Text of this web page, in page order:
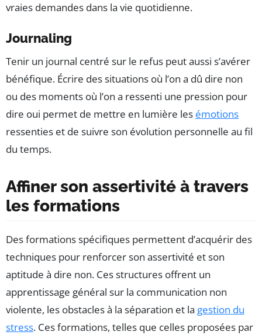
vraies demandes dans la vie quotidienne.
Journaling
Tenir un journal centré sur le refus peut aussi s’avérer
bénéfique. Écrire des situations où l’on a dû dire non
ou des moments où l’on a ressenti une pression pour
dire oui permet de mettre en lumière les émotions
ressenties et de suivre son évolution personnelle au fil
du temps.
Affiner son assertivité à travers
les formations
Des formations spécifiques permettent d’acquérir des
techniques pour renforcer son assertivité et son
aptitude à dire non. Ces structures offrent un
apprentissage général sur la communication non
violente, les obstacles à la séparation et la gestion du
stress. Ces formations, telles que celles proposées par